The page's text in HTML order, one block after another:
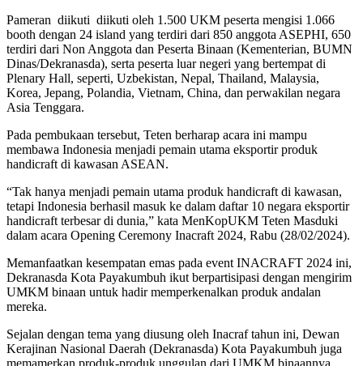
Pameran diikuti diikuti oleh 1.500 UKM peserta mengisi 1.066
booth dengan 24 island yang terdiri dari 850 anggota ASEPHI, 650
terdiri dari Non Anggota dan Peserta Binaan (Kementerian, BUMN
Dinas/Dekranasda), serta peserta luar negeri yang bertempat di
Plenary Hall, seperti, Uzbekistan, Nepal, Thailand, Malaysia,
Korea, Jepang, Polandia, Vietnam, China, dan perwakilan negara
Asia Tenggara.
Pada pembukaan tersebut, Teten berharap acara ini mampu
membawa Indonesia menjadi pemain utama eksportir produk
handicraft di kawasan ASEAN.
“Tak hanya menjadi pemain utama produk handicraft di kawasan,
tetapi Indonesia berhasil masuk ke dalam daftar 10 negara eksportir
handicraft terbesar di dunia,” kata MenKopUKM Teten Masduki
dalam acara Opening Ceremony Inacraft 2024, Rabu (28/02/2024).
Memanfaatkan kesempatan emas pada event INACRAFT 2024 ini,
Dekranasda Kota Payakumbuh ikut berpartisipasi dengan mengirim
UMKM binaan untuk hadir memperkenalkan produk andalan
mereka.
Sejalan dengan tema yang diusung oleh Inacraf tahun ini, Dewan
Kerajinan Nasional Daerah (Dekranasda) Kota Payakumbuh juga
memamerkan produk-produk unggulan dari UMKM binaannya